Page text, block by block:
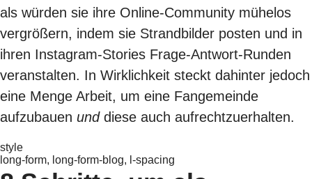
als würden sie ihre Online-Community mühelos
vergrößern, indem sie Strandbilder posten und in
ihren Instagram-Stories Frage-Antwort-Runden
veranstalten. In Wirklichkeit steckt dahinter jedoch
eine Menge Arbeit, um eine Fangemeinde
aufzubauen unddiese auch aufrechtzuerhalten.
style
long-form, long-form-blog, l-spacing